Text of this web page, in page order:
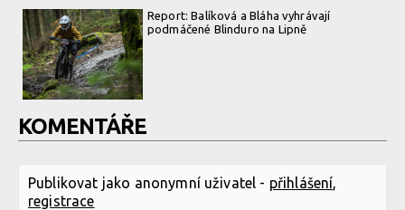
Report: Balíková a Bláha vyhrávají
podmáčené Blinduro na Lipně
KOMENTÁŘE
Publikovat jako anonymní uživatel - přihlášení
registrace